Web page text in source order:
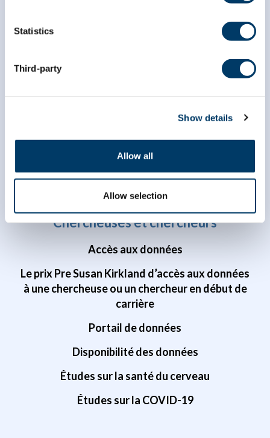
Statistics
Third-party
Show details
Allow all
Allow selection
1 866 999-8303
Chercheuses et chercheurs
Accès aux données
Le prix Pre Susan Kirkland d’accès aux données
à une chercheuse ou un chercheur en début de
carrière
Portail de données
Disponibilité des données
Études sur la santé du cerveau
Études sur la COVID-19